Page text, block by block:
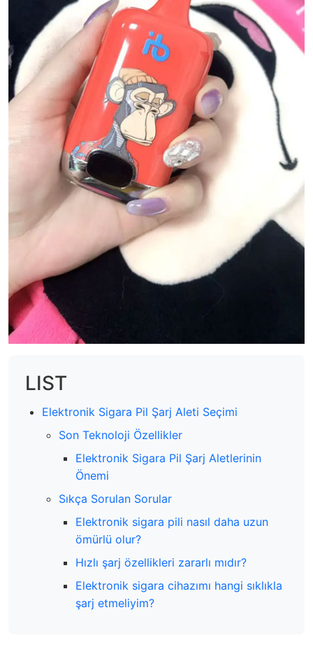
LIST
Elektronik Sigara Pil Şarj Aleti Seçimi
Son Teknoloji Özellikler
Elektronik Sigara Pil Şarj Aletlerinin
Önemi
Sıkça Sorulan Sorular
Elektronik sigara pili nasıl daha uzun
ömürlü olur?
Hızlı şarj özellikleri zararlı mıdır?
Elektronik sigara cihazımı hangi sıklıkla
şarj etmeliyim?